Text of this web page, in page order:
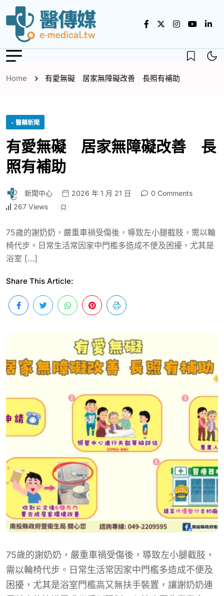
Home 有愛無礙 居家無障礙改善 長照有補助
- 醫藥新聞
有愛無礙 居家無障礙改善 長
照有補助
新聞中心 2026 年 1 月 21 日
0 Comments
267 Views
75歲的謝奶奶，嚴重車禍受傷後，導致左小腿截肢，需以輪
椅代步。日常生活常因家中門檻多造成不便及困擾，尤其是
浴室 […]
Share This Article:
75歲的謝奶奶，嚴重車禍受傷後，導致左小腿截肢，
需以輪椅代步。日常生活常因家中門檻多造成不便及
困擾，尤其是浴室門檻高又無扶手裝置，讓謝奶奶連